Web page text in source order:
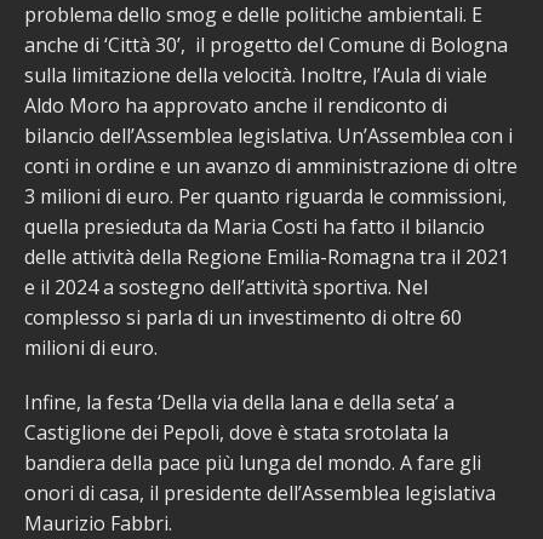
problema dello smog e delle politiche ambientali. E
anche di ‘Città 30’, il progetto del Comune di Bologna
sulla limitazione della velocità. Inoltre, l’Aula di viale
Aldo Moro ha approvato anche il rendiconto di
bilancio dell’Assemblea legislativa. Un’Assemblea con i
conti in ordine e un avanzo di amministrazione di oltre
3 milioni di euro. Per quanto riguarda le commissioni,
quella presieduta da Maria Costi ha fatto il bilancio
delle attività della Regione Emilia-Romagna tra il 2021
e il 2024 a sostegno dell’attività sportiva. Nel
complesso si parla di un investimento di oltre 60
milioni di euro.
Infine, la festa ‘Della via della lana e della seta’ a
Castiglione dei Pepoli, dove è stata srotolata la
bandiera della pace più lunga del mondo. A fare gli
onori di casa, il presidente dell’Assemblea legislativa
Maurizio Fabbri.